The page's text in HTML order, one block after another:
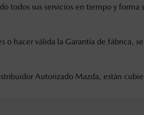
todos sus servicios en tiempo y
hacer válida la Garantía de fábrica,
Autorizado Mazda, están